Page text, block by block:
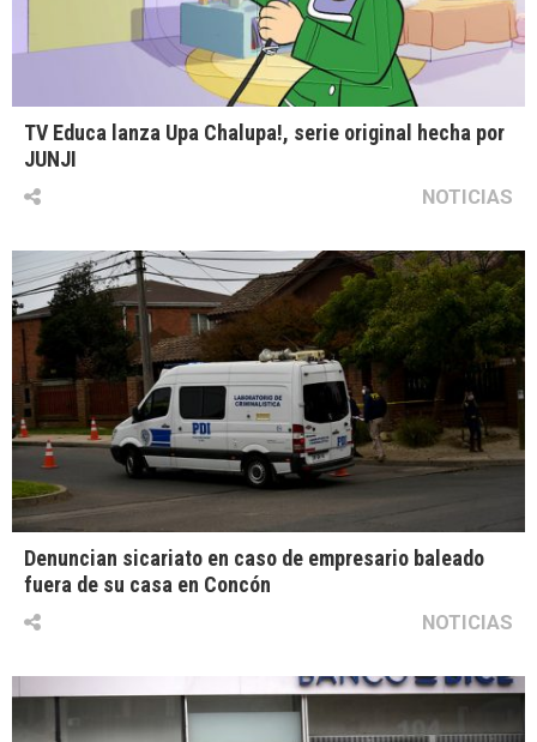
TV Educa lanza Upa Chalupa!, serie original hecha por
JUNJI
NOTICIAS
Denuncian sicariato en caso de empresario baleado
fuera de su casa en Concón
NOTICIAS